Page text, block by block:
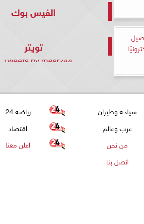
الفيس بوك
تويتر
Tweets by mesr244
سياحة وطيران
رياضة 24
عرب وعالم
اقتصاد
من نحن
اعلن معنا
اتصل بنا